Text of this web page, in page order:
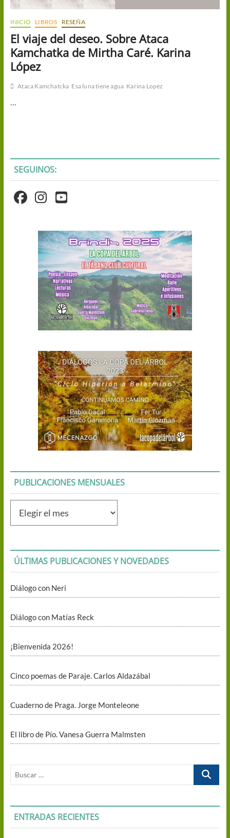
INICIO LIBROS RESEÑA
El viaje del deseo. Sobre Ataca
Kamchatka de Mirtha Caré. Karina
López
Ataca Kamchatcka Esa luna tiene agua Karina Lopéz
SEGUINOS:
PUBLICACIONES MENSUALES
mensuales
ÚLTIMAS PUBLICACIONES Y NOVEDADES
Diálogo con Neri
Diálogo con Matías Reck
¡Bienvenida 2026!
Cinco poemas de Paraje. Carlos Aldazábal
Cuaderno de Praga. Jorge Monteleone
El libro de Pío. Vanesa Guerra Malmsten
Buscar
ENTRADAS RECIENTES